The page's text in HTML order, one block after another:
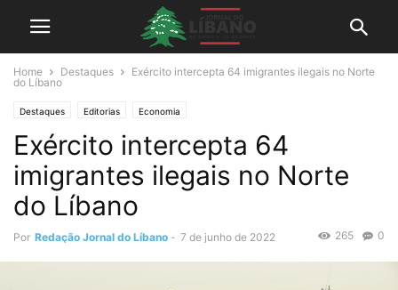
Home Destaques
Exército intercepta 64 imigrantes ilegais no Norte
do Líbano
Destaques Editorias Economia
Exército intercepta 64
imigrantes ilegais no Norte
do Líbano
Por Redação Jornal do Líbano - 7 de junho de 2022 0
265